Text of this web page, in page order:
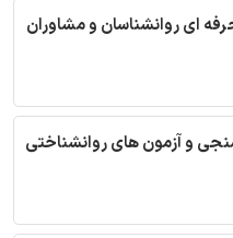
ای روانشناسان و مشاوران
و آزمون های روانشناختی